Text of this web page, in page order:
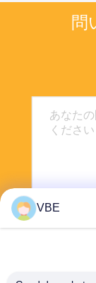
問
VBE